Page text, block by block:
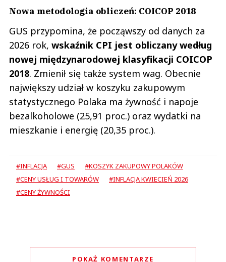
Nowa metodologia obliczeń: COICOP 2018
GUS przypomina, że począwszy od danych za
2026 rok, wskaźnik CPI jest obliczany według
nowej międzynarodowej klasyfikacji COICOP
2018. Zmienił się także system wag. Obecnie
największy udział w koszyku zakupowym
statystycznego Polaka ma żywność i napoje
bezalkoholowe (25,91 proc.) oraz wydatki na
mieszkanie i energię (20,35 proc.).
#INFLACJA #GUS
#KOSZYK ZAKUPOWY POLAKÓW
#CENY USŁUG I TOWARÓW
#INFLACJA KWIECIEŃ 2026
#CENY ŻYWNOŚCI
POKAŻ KOMENTARZE